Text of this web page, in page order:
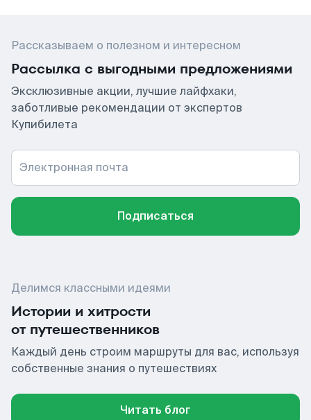
Рассказываем о полезном и интересном
Рассылка с выгодными предложениями
Эксклюзивные акции, лучшие лайфхаки,
заботливые рекомендации от экспертов
Купибилета
Электронная почта
Подписаться
Делимся классными идеями
Истории и хитрости
от путешественников
Каждый день строим маршруты для вас, используя
собственные знания о путешествиях
Читать блог